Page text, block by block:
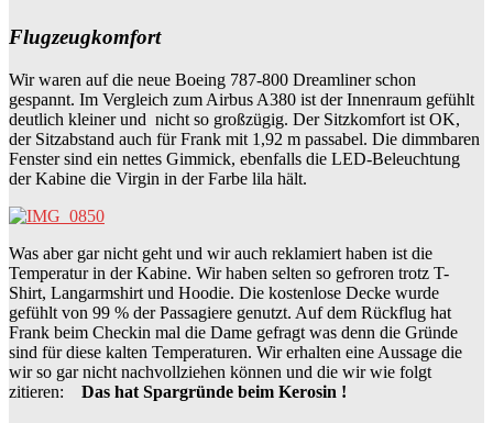
Flugzeugkomfort
Wir waren auf die neue Boeing 787-800 Dreamliner schon
gespannt. Im Vergleich zum Airbus A380 ist der Innenraum gefühlt
deutlich kleiner und nicht so großzügig. Der Sitzkomfort ist OK,
der Sitzabstand auch für Frank mit 1,92 m passabel. Die dimmbaren
Fenster sind ein nettes Gimmick, ebenfalls die LED-Beleuchtung
der Kabine die Virgin in der Farbe lila hält.
Was aber gar nicht geht und wir auch reklamiert haben ist die
Temperatur in der Kabine. Wir haben selten so gefroren trotz T-
Shirt, Langarmshirt und Hoodie. Die kostenlose Decke wurde
gefühlt von 99 % der Passagiere genutzt. Auf dem Rückflug hat
Frank beim Checkin mal die Dame gefragt was denn die Gründe
sind für diese kalten Temperaturen. Wir erhalten eine Aussage die
wir so gar nicht nachvollziehen können und die wir wie folgt
zitieren: Das hat Spargründe beim Kerosin !